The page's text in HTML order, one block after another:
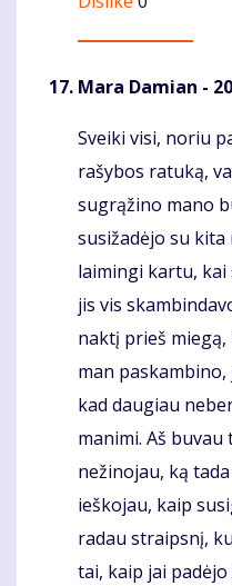
Mara Damian -
Komentaras
Sveiki visi, noriu
rašybos ratuką,
sugrąžino mano
susižadėjo su
laimingi kartu,
jis vis
naktį prieš
man
kad daugiau
manimi. Aš
nežinojau, ką
ieškojau, kaip
radau straipsnį,
tai, kaip jai padėjo